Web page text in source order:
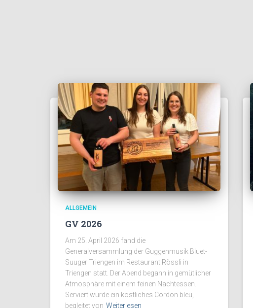
ALLGEMEIN
GV 2026
Am 25. April 2026 fand die
Generalversammlung der Guggenmusik Bluet-
Suuger Triengen im Restaurant Rössli in
Triengen statt. Der Abend begann in gemütlicher
Atmosphäre mit einem feinen Nachtessen.
Serviert wurde ein köstliches Cordon bleu,
begleitet von Weiterlesen